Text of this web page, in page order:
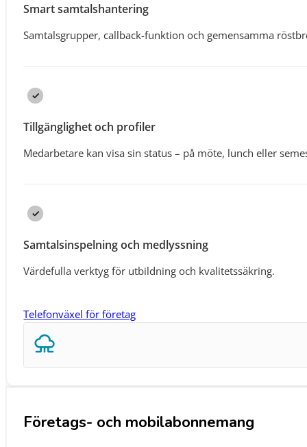
Smart samtalshantering
Samtalsgrupper, callback-funktion och gemensamma
Tillgänglighet och profiler
Medarbetare kan visa sin status – på möte, lunch eller
Samtalsinspelning och medlyssning
Värdefulla verktyg för utbildning och kvalitetssäkring.
Telefonväxel för företag
Företags- och mobilabonnemang